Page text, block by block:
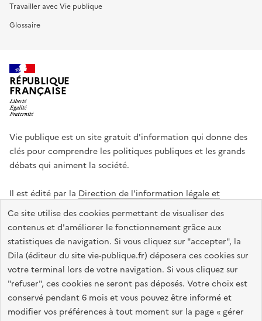
Ce site utilise des cookies permettant de visualiser des
contenus et d'améliorer le fonctionnement grâce aux
statistiques de navigation. Si vous cliquez sur "accepter", la
Dila (éditeur du site vie-publique.fr) déposera ces cookies sur
votre terminal lors de votre navigation. Si vous cliquez sur
"refuser", ces cookies ne seront pas déposés. Votre choix est
conservé pendant 6 mois et vous pouvez être informé et
modifier vos préférences à tout moment sur la page « gérer
Travailler avec Vie publique
Glossaire
RÉPUBLIQUE
FRANÇAISE
Vie publique est un site gratuit d'information qui donne des
clés pour comprendre les politiques publiques et les grands
débats qui animent la société.
Il est édité par la Direction de l'information légale et
administrative
legifrance.gouv.fr info.gouv.fr
data.gouv.fr
service-public.gouv.fr
Accessibilité : totalement conforme Données personnelles